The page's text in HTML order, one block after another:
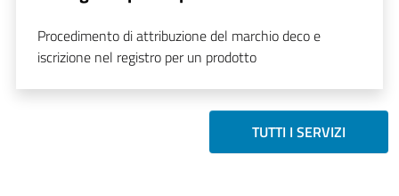
Procedimento di attribuzione del marchio deco e
iscrizione nel registro per un prodotto
TUTTI I SERVIZI